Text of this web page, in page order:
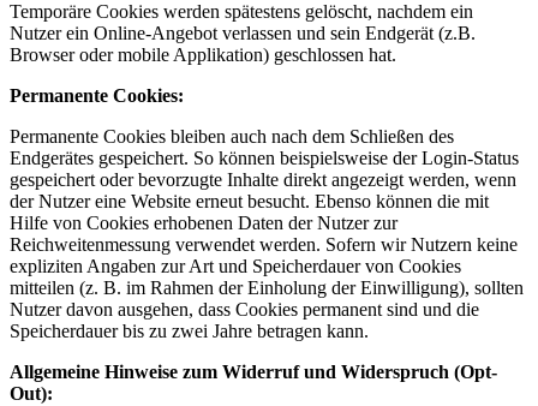
Temporäre Cookies werden spätestens gelöscht, nachdem ein
Nutzer ein Online-Angebot verlassen und sein Endgerät (z.B.
Browser oder mobile Applikation) geschlossen hat.
Permanente Cookies:
Permanente Cookies bleiben auch nach dem Schließen des
Endgerätes gespeichert. So können beispielsweise der Login-Status
gespeichert oder bevorzugte Inhalte direkt angezeigt werden, wenn
der Nutzer eine Website erneut besucht. Ebenso können die mit
Hilfe von Cookies erhobenen Daten der Nutzer zur
Reichweitenmessung verwendet werden. Sofern wir Nutzern keine
expliziten Angaben zur Art und Speicherdauer von Cookies
mitteilen (z. B. im Rahmen der Einholung der Einwilligung), sollten
Nutzer davon ausgehen, dass Cookies permanent sind und die
Speicherdauer bis zu zwei Jahre betragen kann.
Allgemeine Hinweise zum Widerruf und Widerspruch (Opt-
Out):